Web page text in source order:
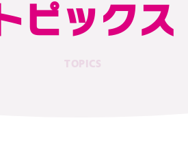
トピックス
TOPICS